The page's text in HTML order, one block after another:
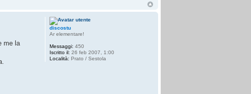
me la
discostu
Ar elementare!
Messaggi: 450
Iscritto il: 26 feb 2007, 1:00
Località: Prato / Sestola